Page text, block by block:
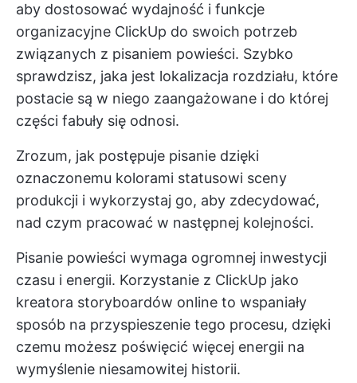
aby dostosować wydajność i funkcje
organizacyjne ClickUp do swoich potrzeb
związanych z pisaniem powieści. Szybko
sprawdzisz, jaka jest lokalizacja rozdziału, które
postacie są w niego zaangażowane i do której
części fabuły się odnosi.
Zrozum, jak postępuje pisanie dzięki
oznaczonemu kolorami statusowi sceny
produkcji i wykorzystaj go, aby zdecydować,
nad czym pracować w następnej kolejności.
Pisanie powieści wymaga ogromnej inwestycji
czasu i energii. Korzystanie z ClickUp jako
kreatora storyboardów online to wspaniały
sposób na przyspieszenie tego procesu, dzięki
czemu możesz poświęcić więcej energii na
wymyślenie niesamowitej historii.